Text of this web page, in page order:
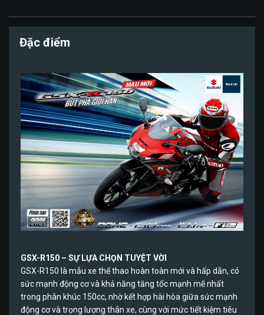
Đặc điểm
GSX-R150 – SỰ LỰA CHỌN TUYỆT VỜI
GSX-R150 là mẫu xe thể thao hoàn toàn mới và hấp dẫn, có
sức mạnh động cơ và khả năng tăng tốc mạnh mẽ nhất
trong phân khúc 150cc, nhờ kết hợp hài hòa giữa sức mạnh
động cơ và trọng lượng thân xe, cùng với mức tiết kiệm tiêu